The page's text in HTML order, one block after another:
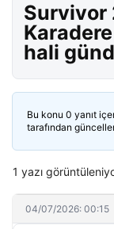
Survivor
hali
Bu konu 0 yanıt
tarafından
1 yazı
04/07/2026: 00:15